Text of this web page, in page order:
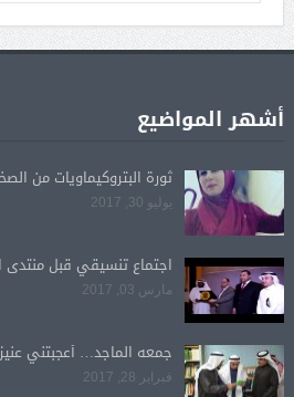
أشهر المواضيع
ثورة البتروكيماويات من
يوليو 30, 2017
اجتماع تنسيقي قبل منتدى
مارس 03, 2017
جمعه الماجد… أعجبتني
فبراير 28, 2017